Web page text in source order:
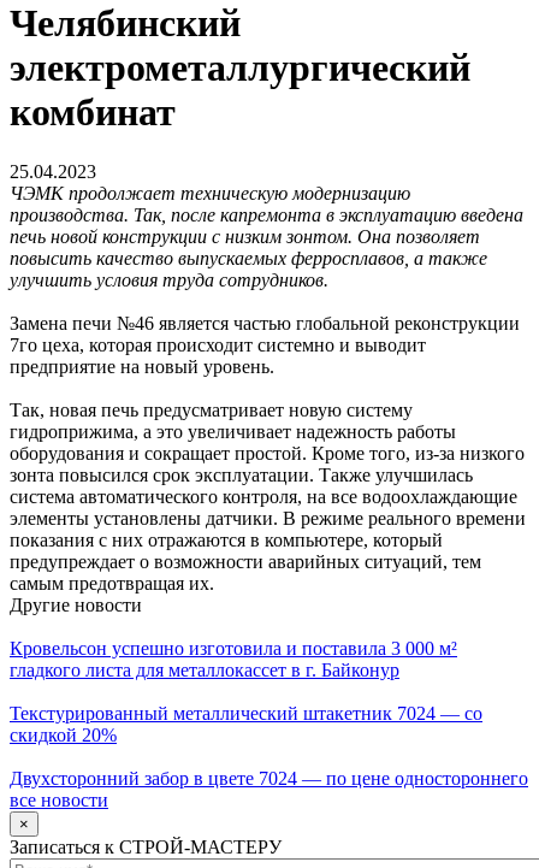
Челябинский
электрометаллургический
комбинат
25.04.2023
ЧЭМК продолжает техническую модернизацию
производства. Так, после капремонта в эксплуатацию введена
печь новой конструкции с низким зонтом. Она позволяет
повысить качество выпускаемых ферросплавов, а также
улучшить условия труда сотрудников.
Замена печи №46 является частью глобальной реконструкции
7го цеха, которая происходит системно и выводит
предприятие на новый уровень.
Так, новая печь предусматривает новую систему
гидроприжима, а это увеличивает надежность работы
оборудования и сокращает простой. Кроме того, из-за низкого
зонта повысился срок эксплуатации. Также улучшилась
система автоматического контроля, на все водоохлаждающие
элементы установлены датчики. В режиме реального времени
показания с них отражаются в компьютере, который
предупреждает о возможности аварийных ситуаций, тем
самым предотвращая их.
Другие новости
Кровельсон успешно изготовила и поставила 3 000 м²
гладкого листа для металлокассет в г. Байконур
Текстурированный металлический штакетник 7024 — со
скидкой 20%
Двухсторонний забор в цвете 7024 — по цене одностороннего
все новости
×
Записаться к СТРОЙ-МАСТЕРУ